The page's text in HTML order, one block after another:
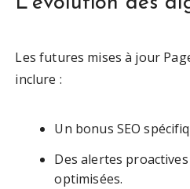
Les futures mises à jour
inclure :
Un bonus SEO
Des alertes
optimisées.